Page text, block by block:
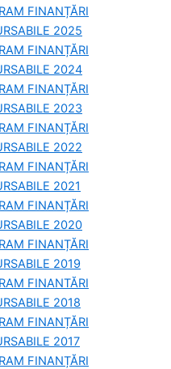
FINANȚĂRI
2025
FINANȚĂRI
2024
FINANȚĂRI
2023
FINANȚĂRI
2022
FINANȚĂRI
2021
FINANȚĂRI
2020
FINANȚĂRI
2019
FINANTĂRI
2018
FINANȚĂRI
2017
FINANȚĂRI